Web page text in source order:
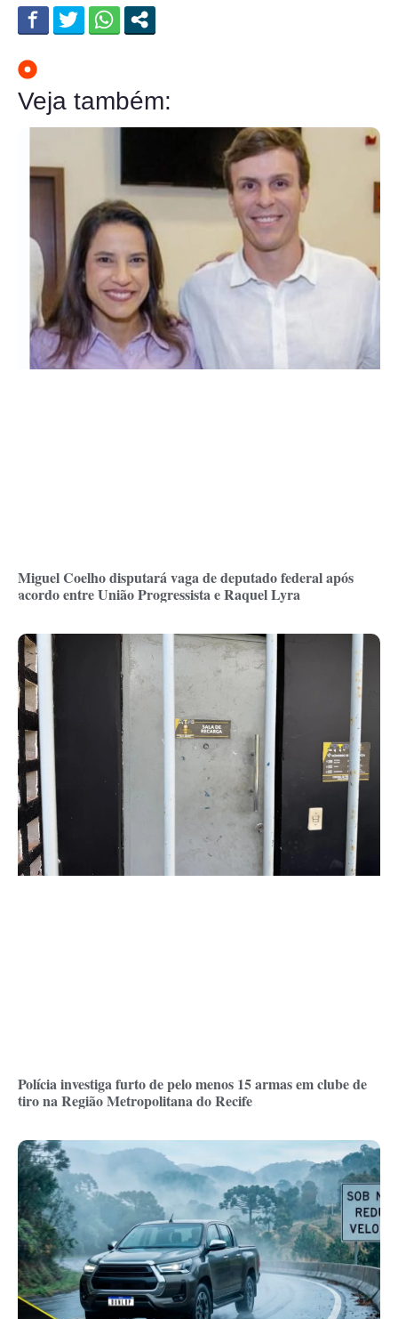
Veja também:
Miguel Coelho disputará vaga de deputado federal após
acordo entre União Progressista e Raquel Lyra
Polícia investiga furto de pelo menos 15 armas em clube de
tiro na Região Metropolitana do Recife